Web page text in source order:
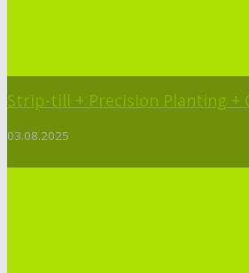
Strip-till + Precision Planting +
03.08.2025